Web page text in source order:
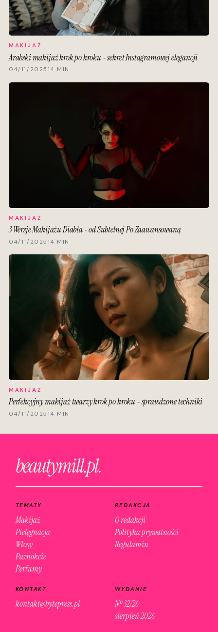
MAKIJAŻ
Arabski makijaż krok po kroku - sekret Instagramowej elegancji
04/11/2025 14 MIN
MAKIJAŻ
3 Wersje Makijażu Diabła - od Subtelnej Po Zaawansowaną
04/11/2025 14 MIN
MAKIJAŻ
Perfekcyjny makijaż twarzy krok po kroku - sprawdzone techniki
04/11/2025 14 MIN
beautymill.pl.
TEMATY
Makijaż
Pielęgnacja
Włosy
Paznokcie
Perfumy
REDAKCJA
O redakcji
Polityka prywatności
Regulamin
KONTAKT
kontakt@bytepress.pl
WYDANIE
Nº 32/26
sierpień 2026